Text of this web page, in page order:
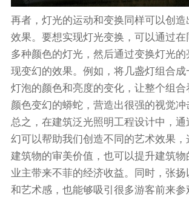
再者，灯光的运动和变换同样可以创
效果。要想实现灯光变换，可以通过
多种颜色的灯光，然后通过变换灯光
现变幻的效果。例如，将几盏灯组合
灯泡的颜色和亮度的变化，让整个组
颜色变幻的蟒蛇，营造出很强的视觉冲
总之，在建筑泛光照明工程设计中，
幻可以帮助我们创造不同的艺术效果
建筑物的审美价值，也可以提升建筑
业主带来不菲的经济收益。同时，张
和艺术感，也能够吸引很多游客前来